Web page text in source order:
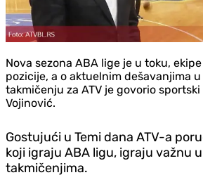
Nova sezona ABA lige je u toku,
pozicije, a o aktuelnim dešavanjima
takmičenju za ATV je govorio
Vojinović.
Gostujući u Temi dana ATV-a
koji igraju ABA ligu, igraju važnu
takmičenjima.